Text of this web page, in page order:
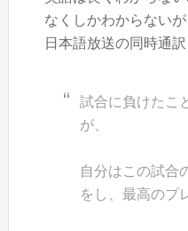
なくしかわからないが
日本語放送の同時通訳
試合に負けたこ
が、
自分はこの試合
をし、 最高のプ